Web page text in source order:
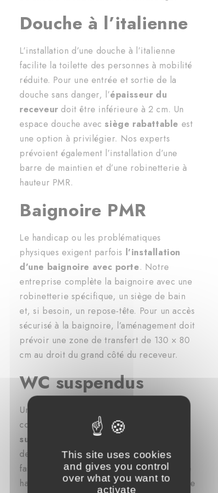
Douche à l’italienne
L’installation d’une douche à l’italienne
facilite la toilette des personnes à mobilité
réduite. Pour une entrée et sortie de la
douche sans danger, l’épaisseur du
receveur doit être inférieure à 2 cm. Un
espace douche avec siège rabattable est
une option à privilégier. Nos experts
prévoient également l’installation d’une
barre de maintien et d’une robinetterie à
hauteur PMR.
Baignoire PMR
Le handicap ou les problématiques
physiques exigent parfois l’installation
d’une baignoire avec porte. Notre
entreprise complète la baignoire avec une
robinetterie spécifique, un siège de bain
et, si besoin, un repose-tête. Pour un accès
sécurisé à la baignoire, l’aménagement doit
prévoir une zone de transfert de 130 × 80
cm au droit du grand côté du receveur.
WC suspendus
Une rénovation de salle de bains adaptée
comprend
l’installation de WC
suspendus
. Disposer de WC dans la salle
de bains facilite la vie des personnes à
faible mobilité. Les WC suspendus ont une
hauteur d’assise de 45 à 50 cm fluidifiant le
This site uses cookies
and gives you control
over what you want to
activate